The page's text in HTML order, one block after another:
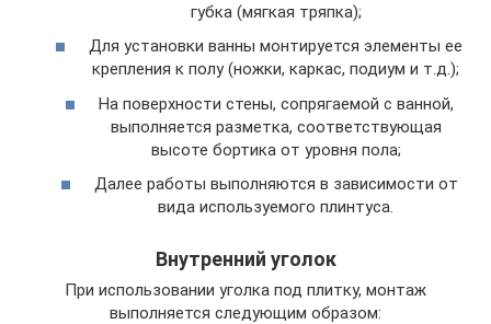
губка (мягкая тряпка);
Для установки ванны монтируется элементы ее
крепления к полу (ножки, каркас, подиум и т.д.);
На поверхности стены, сопрягаемой с ванной,
выполняется разметка, соответствующая
высоте бортика от уровня пола;
Далее работы выполняются в зависимости от
вида используемого плинтуса.
Внутренний уголок
При использовании уголка под плитку, монтаж
выполняется следующим образом: